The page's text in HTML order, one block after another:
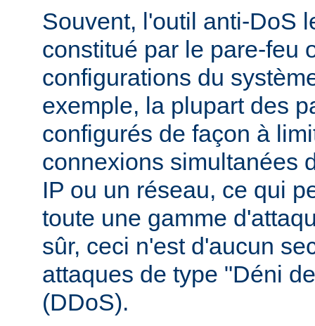
Souvent, l'outil anti-DoS
constitué par le pare-feu
configurations du
exemple, la plupart des
configurés de façon à
connexions simultanées
IP ou un réseau, ce qui
toute une gamme
sûr, ceci n'est d'aucun
attaques de type "Déni
(DDoS).